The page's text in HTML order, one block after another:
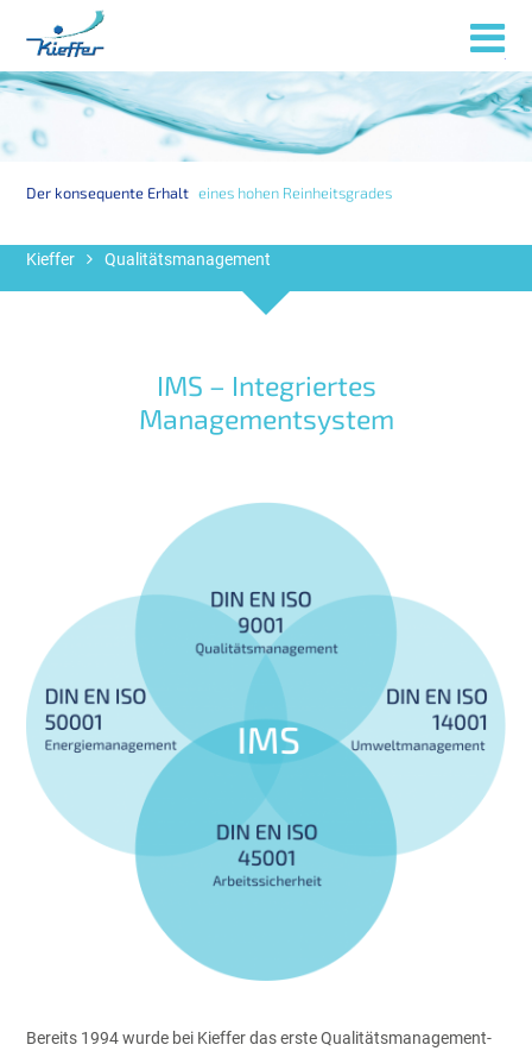
Menü
Der konsequente Erhalt eines hohen Reinheitsgrades
Kieffer Qualitätsmanagement
IMS – Integriertes
Managementsystem
Bereits 1994 wurde bei Kieffer das erste Qualitätsmanagement-